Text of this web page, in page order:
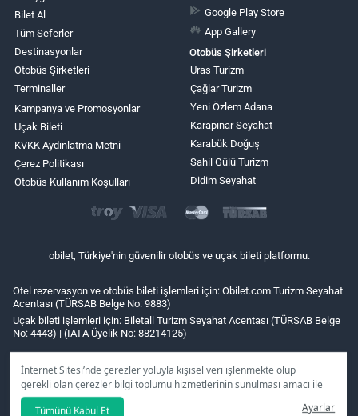
İnternet Sitesi’nde çerezler yoluyla kişisel veri işlenmekte olup
gerekli olan çerezler bilgi toplumu hizmetlerinin sunulması amacı ile
kullanılmaktadır. Tercihleriniz doğrultusunda size özel
Tümünü Kabul Et Ayarlar
Bilet Al
Tüm Seferler
Destinasyonlar
Otobüs Şirketleri
Terminaller
Kampanya ve Promosyonlar
Uçak Bileti
KVKK Aydınlatma Metni
Çerez Politikası
Otobüs Kullanım Koşulları
Google Play Store
App Gallery
Otobüs Şirketleri
Uras Turizm
Çağlar Turizm
Yeni Özlem Adana
Karapınar Seyahat
Karabük Doğuş
Sahil Gülü Turizm
Didim Seyahat
obilet, Türkiye'nin güvenilir otobüs ve uçak bileti platformu.
Otel rezervasyon ve otobüs bileti işlemleri için: Obilet.com Turizm Seyahat
Acentası (TÜRSAB Belge No: 9883)
Uçak bileti işlemleri için: Biletall Turizm Seyahat Acentası (TÜRSAB Belge
No: 4443) | (IATA Üyelik No: 88214125)